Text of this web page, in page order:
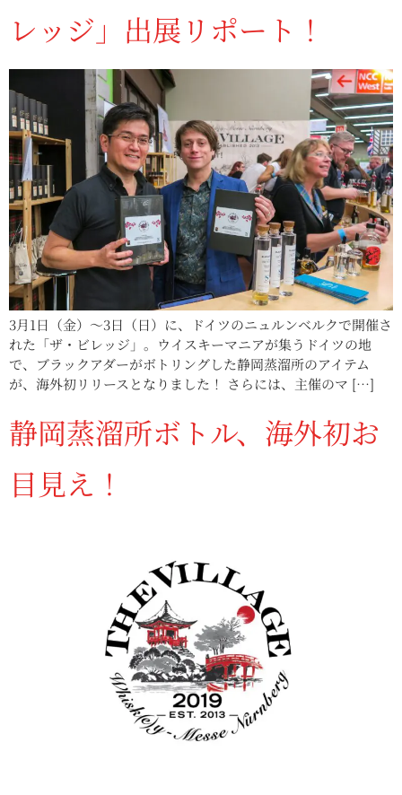
レッジ」出展リポート！
3月1日（金）〜3日（日）に、ドイツのニュルンベルクで開催さ
れた「ザ・ビレッジ」。ウイスキーマニアが集うドイツの地
で、ブラックアダーがボトリングした静岡蒸溜所のアイテム
が、海外初リリースとなりました！ さらには、主催のマ […]
静岡蒸溜所ボトル、海外初お
目見え！